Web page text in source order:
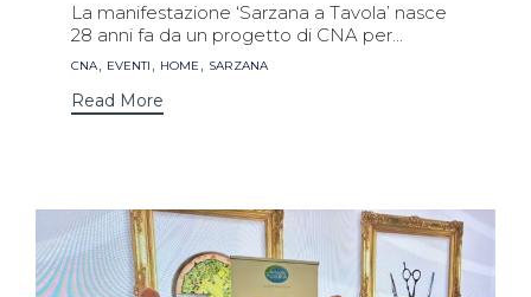
La manifestazione ‘Sarzana a Tavola’ nasce
28 anni fa da un progetto di CNA per...
Tags
CNA, EVENTI , HOME , SARZANA
Read More